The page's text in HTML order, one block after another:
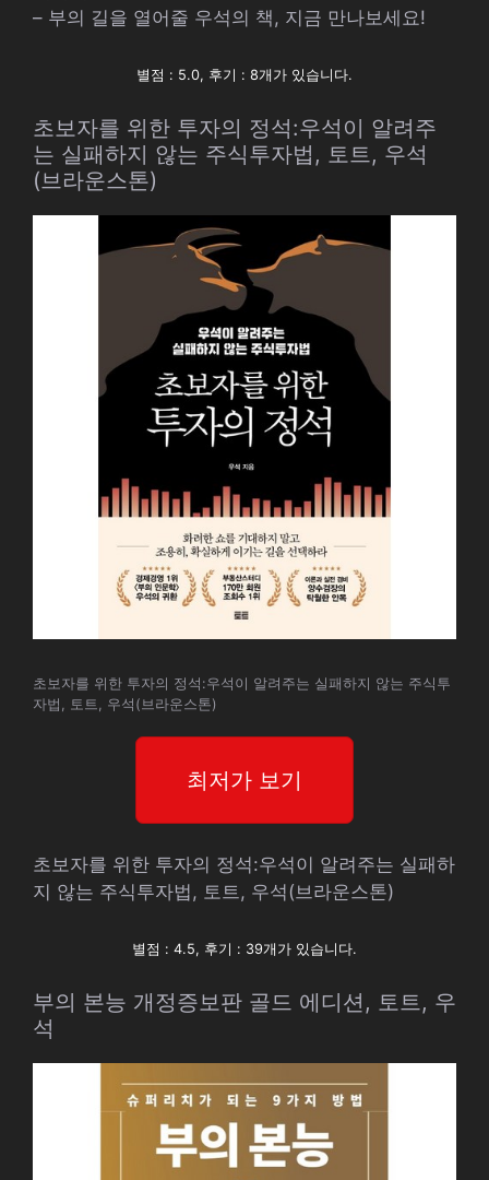
– 부의 길을 열어줄 우석의 책, 지금 만나보세요!
별점 : 5.0, 후기 : 8개가 있습니다.
초보자를 위한 투자의 정석:우석이 알려주
는 실패하지 않는 주식투자법, 토트, 우석
(브라운스톤)
초보자를 위한 투자의 정석:우석이 알려주는 실패하지 않는 주식투
자법, 토트, 우석(브라운스톤)
최저가 보기
초보자를 위한 투자의 정석:우석이 알려주는 실패하
지 않는 주식투자법, 토트, 우석(브라운스톤)
별점 : 4.5, 후기 : 39개가 있습니다.
부의 본능 개정증보판 골드 에디션, 토트, 우
석